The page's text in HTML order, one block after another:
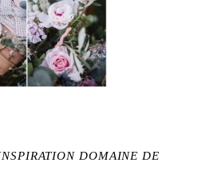
DOMAINE DE